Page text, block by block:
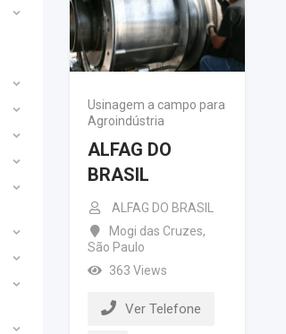
Usinagem a campo para
Agroindústria
ALFAG DO
BRASIL
ALFAG DO BRASIL
Mogi das Cruzes,
São Paulo
363 Views
Ver Telefone